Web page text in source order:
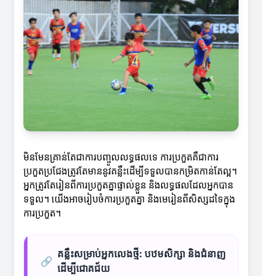
មិនមែនគ្រាន់តែជាការបញ្ចូលលទ្ធផលទេ ការប្រកួតគឺជាការ
ប្រកួតប្រជែងត្រូវតែមាននូវគន្លឹះដើម្បីទទួលបានកម្រិតកាន់តែល្អ។
អ្នកត្រូវតែរៀនពីការប្រកួតគ្នាផ្ទាល់ខ្លួន និងលទ្ធផលដែលអ្នកបាន
ទទួល។ យើងអាចរៀបចំការប្រកួតគ្នា និងមេរៀនពីសិស្សដទៃក្នុង
ការប្រកួត។
🔗
គន្លឹះសម្រាប់អ្នកលេងថ្មី: បឋមសិក្សា និងជំនាញ
ដើម្បីជោគជ័យ